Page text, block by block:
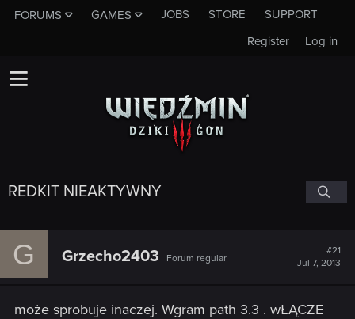
FORUMS GAMES JOBS STORE
SUPPORT
Log in
Register
REDKIT NIEAKTYWNY
G Grzecho2403 Forum regular
#21
Jul 7, 2013
może sprobuje inaczej. Wgram path 3.3 . wŁĄCZE